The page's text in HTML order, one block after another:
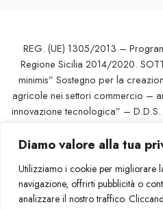
Diamo valore alla tua
Utilizziamo i cookie per migliorare
navigazione, offrirti pubblicità o
analizzare il nostro traffico.
REG. (UE) 1305/2013 –
Regione Sicilia 2014/2020.
minimis” Sostegno per la
agricole nei settori commercio –
innovazione tecnologica” –
G93E22000010007 del
rurali – Ditta: THE AMOROSO
© 2023 – Tutti i diritti riservati –